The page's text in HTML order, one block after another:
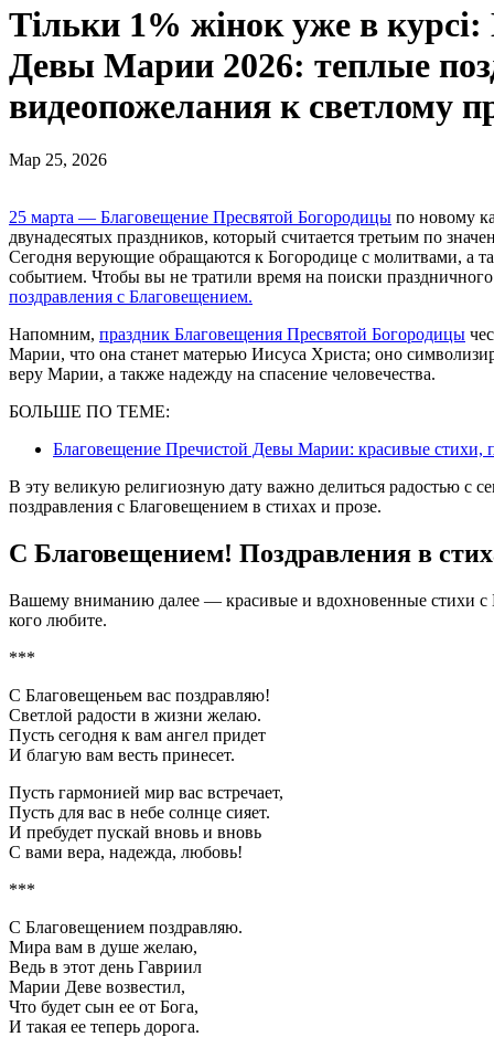
Тільки 1% жінок уже в
Девы Марии 2026: теплые
видеопожелания к светлому
Мар 25, 2026
25 марта — Благовещение Пресвятой Богородицы по новому
двунадесятых праздников, который считается третьим по
Сегодня верующие обращаются к Богородице с молитвами, а
событием. Чтобы вы не тратили время на поиски
поздравления с Благовещением.
Напомним, праздник Благовещения Пресвятой Богородицы
Марии, что она станет матерью Иисуса Христа; оно
веру Марии, а также надежду на спасение человечества.
БОЛЬШЕ ПО ТЕМЕ:
Благовещение Пречистой Девы Марии: красивые стихи,
В эту великую религиозную дату важно делиться радостью с
поздравления с Благовещением в стихах и прозе.
С Благовещением! Поздравления в
Вашему вниманию далее — красивые и вдохновенные стихи с
кого любите.
***
С Благовещеньем вас поздравляю!
Светлой радости в жизни желаю.
Пусть сегодня к вам ангел придет
И благую вам весть принесет.
Пусть гармонией мир вас встречает,
Пусть для вас в небе солнце сияет.
И пребудет пускай вновь и вновь
С вами вера, надежда, любовь!
***
С Благовещением поздравляю.
Мира вам в душе желаю,
Ведь в этот день Гавриил
Марии Деве возвестил,
Что будет сын ее от Бога,
И такая ее теперь дорога.